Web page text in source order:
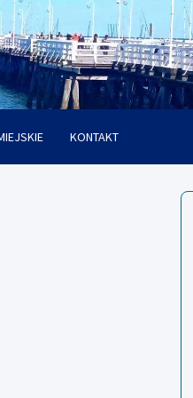
KONTAKT